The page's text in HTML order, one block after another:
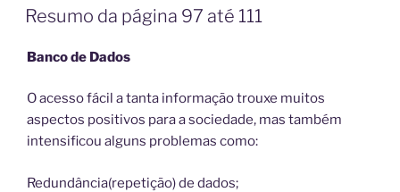
EM
Resumo da página 97 até 111
Banco de Dados
O acesso fácil a tanta informação trouxe muitos
aspectos positivos para a sociedade, mas também
intensificou alguns problemas como:
Redundância(repetição) de dados;